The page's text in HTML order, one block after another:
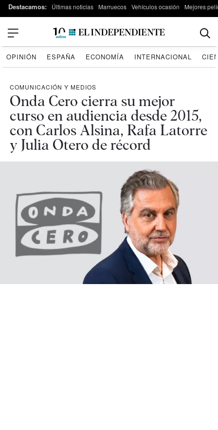
Destacamos: Últimas noticias Marruecos Vehículos ocasión Mejores
OPINIÓN ESPAÑA ECONOMÍA INTERNACIONAL
COMUNICACIÓN Y MEDIOS
Onda Cero cierra su mejor
curso en audiencia desde 2015,
con Carlos Alsina, Rafa Latorre
y Julia Otero de récord